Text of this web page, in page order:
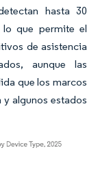
hasta 30
que permite el
de asistencia
aunque las
que los marcos
algunos estados